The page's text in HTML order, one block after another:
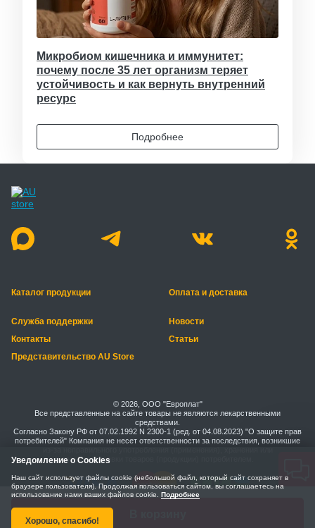
Микробиом кишечника и иммунитет:
почему после 35 лет организм теряет
устойчивость и как вернуть внутренний
ресурс
Подробнее
Каталог продукции Оплата и доставка
Служба поддержки
Новости
Контакты
Статьи
Представительство AU Store
© 2026, ООО "Европлат"
Все представленные на сайте товары не являются лекарственными
средствами.
Согласно Закону РФ от 07.02.1992 N 2300-1 (ред. от 04.08.2023) "О защите прав
потребителей" Компания не несет ответственности за последствия, возникшие
транспортировки товаров (продукции) потребителем.
Правила безопасной оплаты
Уведомление о Cookies
Наш сайт использует файлы cookie (небольшой файл, который сайт сохраняет в
браузере пользователя). Продолжая пользоваться сайтом, вы соглашаетесь на
использование нами ваших файлов cookie. Подробнее
Хорошо, спасибо!